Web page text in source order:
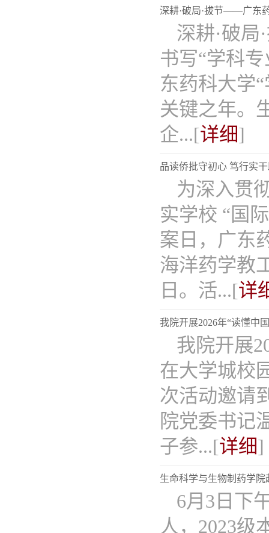
深耕·破局·拔节——广东
深耕·破
书写“学科
东药科大学
关键之年。
企...[详细]
品读侨批守初心 笃行实
为深入贯
实学校 “国
案日，广东
海洋药学教
日。活...[详
我院开展2026年“读懂中
我院开展
在大学城校
次活动邀请
院党委书记
子参...[详细]
生命科学与生物制药学
6月3日下
人，2023级